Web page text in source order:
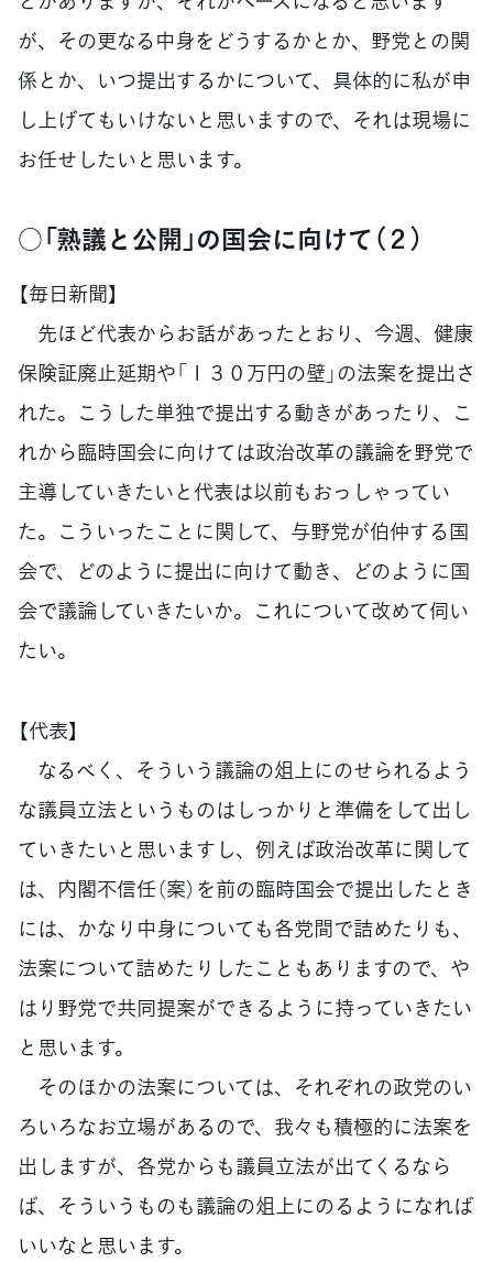
が、その更なる中身をどうするかとか、野党との関
係とか、いつ提出するかについて、具体的に私が申
し上げてもいけないと思いますので、それは現場に
お任せしたいと思います。
○「熟議と公開」の国会に向けて（２）
【毎日新聞】
先ほど代表からお話があったとおり、今週、健康
保険証廃止延期や「１３０万円の壁」の法案を提出さ
れた。こうした単独で提出する動きがあったり、こ
れから臨時国会に向けては政治改革の議論を野党で
主導していきたいと代表は以前もおっしゃってい
た。こういったことに関して、与野党が伯仲する国
会で、どのように提出に向けて動き、どのように国
会で議論していきたいか。これについて改めて伺い
たい。
【代表】
なるべく、そういう議論の俎上にのせられるよう
な議員立法というものはしっかりと準備をして出し
ていきたいと思いますし、例えば政治改革に関して
は、内閣不信任（案）を前の臨時国会で提出したとき
には、かなり中身についても各党間で詰めたりも、
法案について詰めたりしたこともありますので、や
はり野党で共同提案ができるように持っていきたい
と思います。
そのほかの法案については、それぞれの政党のい
ろいろなお立場があるので、我々も積極的に法案を
出しますが、各党からも議員立法が出てくるなら
ば、そういうものも議論の俎上にのるようになれば
いいなと思います。